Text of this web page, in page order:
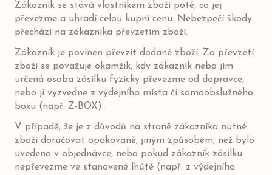
Zákazník se stává vlastníkem zboží poté, co jej
převezme a uhradí celou kupní cenu. Nebezpečí škody
přechází na zákazníka převzetím zboží.
Zákazník je povinen převzít dodané zboží. Za převzetí
zboží se považuje okamžik, kdy zákazník nebo jím
určená osoba zásilku fyzicky převezme od dopravce,
nebo ji vyzvedne z výdejního místa či samoobslužného
boxu (např. Z-BOX).
V případě, že je z důvodů na straně zákazníka nutné
zboží doručovat opakovaně, jiným způsobem, než bylo
uvedeno v objednávce, nebo pokud zákazník zásilku
nepřevezme ve stanovené lhůtě (např. z výdejního